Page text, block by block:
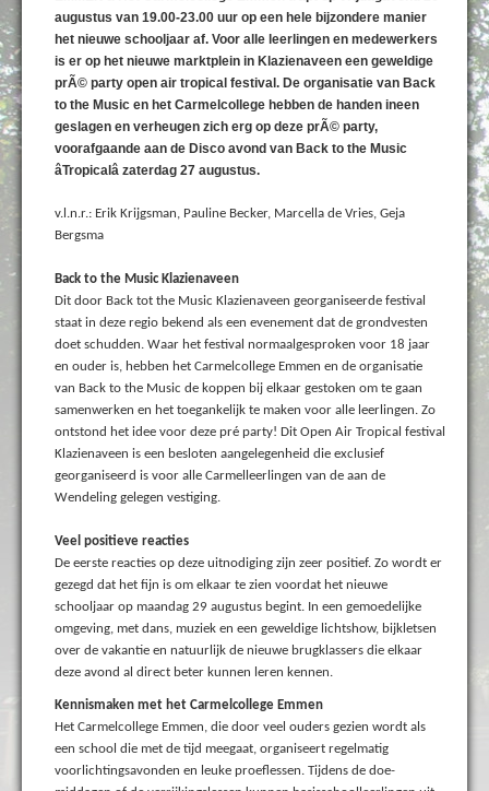
augustus van 19.00-23.00 uur op een hele bijzondere manier
het nieuwe schooljaar af. Voor alle leerlingen en medewerkers
is er op het nieuwe marktplein in Klazienaveen een geweldige
prÃ© party open air tropical festival. De organisatie van Back
to the Music en het Carmelcollege hebben de handen ineen
geslagen en verheugen zich erg op deze prÃ© party,
voorafgaande aan de Disco avond van Back to the Music
âTropicalâ zaterdag 27 augustus.
v.l.n.r.: Erik Krijgsman, Pauline Becker, Marcella de Vries, Geja
Bergsma
Back to the Music Klazienaveen
Dit door Back tot the Music Klazienaveen georganiseerde festival
staat in deze regio bekend als een evenement dat de grondvesten
doet schudden. Waar het festival normaalgesproken voor 18 jaar
en ouder is, hebben het Carmelcollege Emmen en de organisatie
van Back to the Music de koppen bij elkaar gestoken om te gaan
samenwerken en het toegankelijk te maken voor alle leerlingen. Zo
ontstond het idee voor deze pré party! Dit Open Air Tropical festival
Klazienaveen is een besloten aangelegenheid die exclusief
georganiseerd is voor alle Carmelleerlingen van de aan de
Wendeling gelegen vestiging.
Veel positieve reacties
De eerste reacties op deze uitnodiging zijn zeer positief. Zo wordt er
gezegd dat het fijn is om elkaar te zien voordat het nieuwe
schooljaar op maandag 29 augustus begint. In een gemoedelijke
omgeving, met dans, muziek en een geweldige lichtshow, bijkletsen
over de vakantie en natuurlijk de nieuwe brugklassers die elkaar
deze avond al direct beter kunnen leren kennen.
Kennismaken met het Carmelcollege Emmen
Het Carmelcollege Emmen, die door veel ouders gezien wordt als
een school die met de tijd meegaat, organiseert regelmatig
voorlichtingsavonden en leuke proeflessen. Tijdens de doe-